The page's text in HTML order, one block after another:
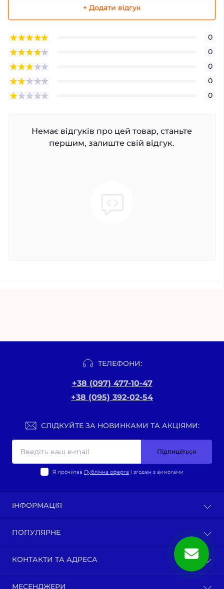
+ Додати відгук
0
0
0
0
0
Немає відгуків про цей товар, станьте
першим, залиште свій відгук.
ТЕЛЕФОНИ:
+38 (097) 477-10-47
+38 (095) 392-02-54
СЛІДКУЙТЕ ЗА НОВИНКАМИ ТА АКЦІЯМИ:
Підпишіться
Я прочитав Публічна оферта і згоден з вимогами
ІНФОРМАЦІЯ
Політика конфіденційності
Про нас
Карта сайту
ПОПУЛЯРНЕ
Запчастини по моделям мотоциклів
КОНТАКТИ ТА АДРЕСА
МЕСЕНДЖЕРИ